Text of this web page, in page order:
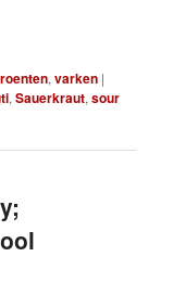
,varken |
,Sauerkraut,sour